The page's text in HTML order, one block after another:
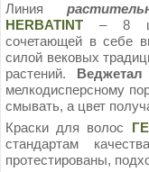
Линия
HERBATINT – 8
сочетающей в себе
силой вековых
растений.
мелкодисперсному
смывать, а цвет
Краски для волос
стандартам
протестированы,